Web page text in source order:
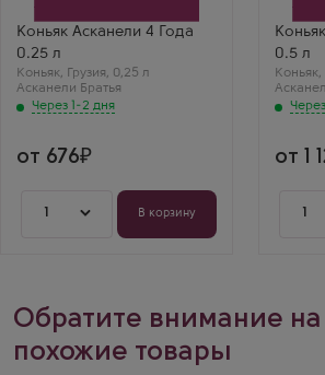
Коньяк Асканели 4 Года
0.25 л
Коньяк, Грузия, 0,25 л
Асканели Братья
Через 1-2 дня
Выдержка
4 года
Мария
Асканели 4 года
0.25 — приятный,
фруктовый, с лёгкой
новичкам. Удобный
от 676
1 В корзину
0.5 л
Коньяк,
4 года
от 1
1
Обратите внимание на
похожие товары